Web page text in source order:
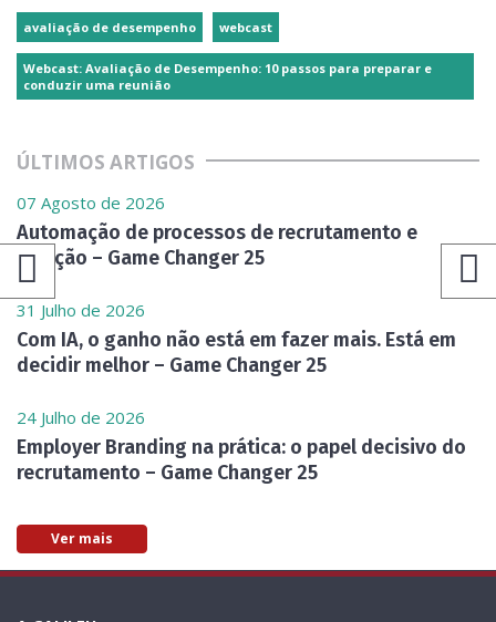
avaliação de desempenho webcast
Webcast: Avaliação de Desempenho: 10 passos para preparar e
conduzir uma reunião
ÚLTIMOS ARTIGOS
07 Agosto de 2026
Automação de processos de recrutamento e
seleção – Game Changer 25
31 Julho de 2026
Com IA, o ganho não está em fazer mais. Está em
decidir melhor – Game Changer 25
24 Julho de 2026
Employer Branding na prática: o papel decisivo do
recrutamento – Game Changer 25
Ver mais